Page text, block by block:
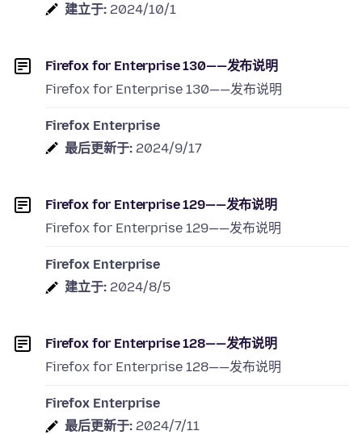
建立于: 2024/10/1
Firefox for Enterprise 130——发布说明
Firefox for Enterprise 130——发布说明
Firefox Enterprise
最后更新于: 2024/9/17
Firefox for Enterprise 129——发布说明
Firefox for Enterprise 129——发布说明
Firefox Enterprise
建立于: 2024/8/5
Firefox for Enterprise 128——发布说明
Firefox for Enterprise 128——发布说明
Firefox Enterprise
最后更新于: 2024/7/11